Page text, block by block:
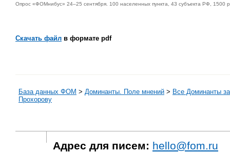
Опрос «ФОМнибус» 24–25 сентября. 100 населенных пункта, 43 субъекта РФ, 1500
Скачать файл в формате pdf
База данных ФОМ > Доминанты. Поле мнений > Все Доминанты
Прохорову
Адрес для писем: hello@fom.ru